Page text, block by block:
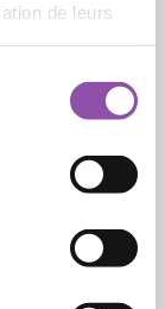
de leurs